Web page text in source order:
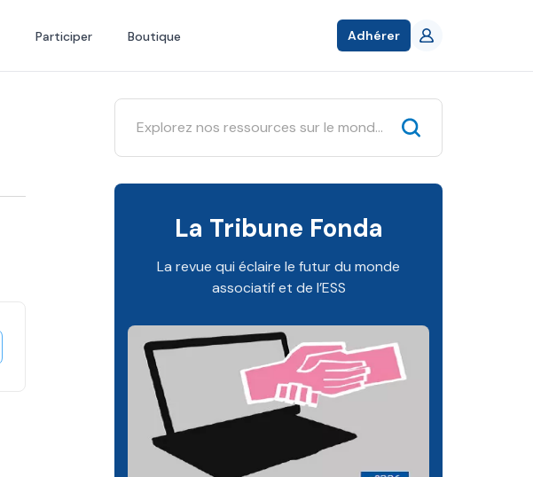
Participer Boutique Adhérer
La Tribune Fonda
La revue qui éclaire le futur du monde
associatif et de l’ESS